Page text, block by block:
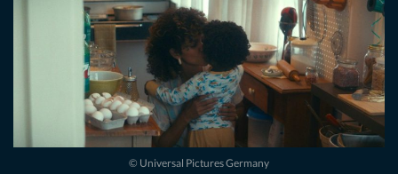
© Universal Pictures Germany